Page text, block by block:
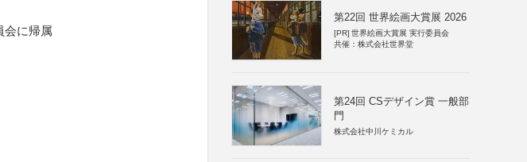
会に帰属
第22回 世界絵画大賞展 2026
[PR] 世界絵画大賞展 実行委員会
共催：株式会社世界堂
第24回 CSデザイン賞 一般部
門
株式会社中川ケミカル